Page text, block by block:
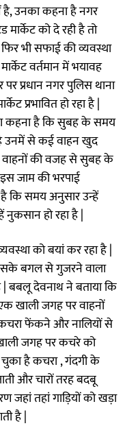
उनका कहना है नगर
मार्केट को दे रही है तो
भी सफाई की व्यवस्था
वर्तमान में भयावह
प्रधान नगर पुलिस थाना
प्रभावित हो रहा है |
कहना है कि सुबह के समय
उनमें से कई वाहन खुद
की वजह से सुबह के
जाम की भरपाई
है कि समय अनुसार उन्हें
हो रहा है |
को बयां कर रहा है |
बगल से गुजरने वाला
बबलू देवनाथ ने बताया कि
खाली जगह पर वाहनों
कचरा फेंकने और नालियों से
जगह पर कचरे को
है कचरा , गंदगी के
और चारों तरह बदबू
जहां तहां गाड़ियों को खड़ा
है |